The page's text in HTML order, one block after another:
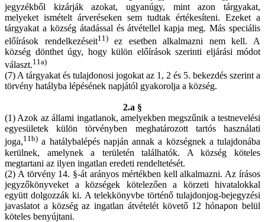
jegyzékből kizárják azokat, ugyanúgy, mint azon tárgyakat,
melyeket ismételt árveréseken sem tudtak értékesíteni. Ezeket a
tárgyakat a község átadással és átvétellel kapja meg. Más speciális
előírások rendelkezéseit11)ez esetben alkalmazni nem kell. A
község dönthet úgy, hogy külön előírások szerinti eljárási módot
választ.11a)
(7) A tárgyakat és tulajdonosi jogokat az 1, 2 és 5. bekezdés szerint a
törvény hatályba lépésének napjától gyakorolja a község.
2.a §
(1) Azok az állami ingatlanok, amelyekben megszűnik a testnevelési
egyesületek külön törvényben meghatározott tartós használati
joga,11b) a hatálybalépés napján annak a községnek a tulajdonába
kerülnek, amelynek a területén találhatók. A község köteles
megtartani az ilyen ingatlan eredeti rendeltetését.
(2) A törvény 14. §-át arányos mértékben kell alkalmazni. Az írásos
jegyzőkönyveket a községek kötelezően a körzeti hivatalokkal
együtt dolgozzák ki. A telekkönyvbe történő tulajdonjog-bejegyzési
javaslatot a község az ingatlan átvételét követő 12 hónapon belül
köteles benyújtani.